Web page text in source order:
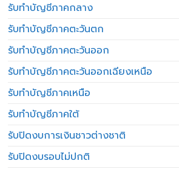
รับทำบัญชีภาคกลาง
รับทำบัญชีภาคตะวันตก
รับทำบัญชีภาคตะวันออก
รับทำบัญชีภาคตะวันออกเฉียงเหนือ
รับทำบัญชีภาคเหนือ
รับทำบัญชีภาคใต้
รับปิดงบการเงินชาวต่างชาติ
รับปิดงบรอบไม่ปกติ